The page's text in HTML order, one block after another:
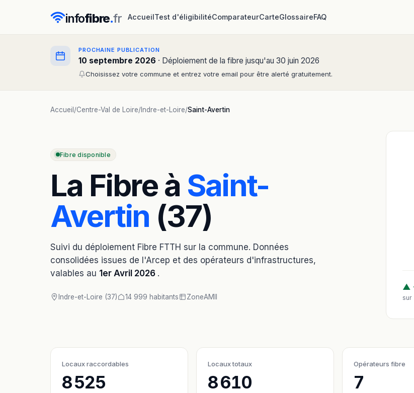
infofibre.fr AccueilTest d'éligibilitéComparateurCarteGlossaireFAQ
PROCHAINE PUBLICATION
10 septembre 2026 · Déploiement de la fibre jusqu'au 30 juin 2026
Choisissez votre commune et entrez votre email pour être alerté gratuitement.
Accueil /Centre-Val de Loire/Indre-et-Loire/Saint-Avertin
Fibre disponible
La Fibre à Saint-
Avertin (37)
Suivi du déploiement Fibre FTTH sur la commune. Données
consolidées issues de l'Arcep et des opérateurs d'infrastructures,
valables au 1er Avril 2026 .
Indre-et-Loire (37) 14 999 habitants ZoneAMII
▲
sur
Locaux raccordables
8 525
Locaux totaux
8 610
Opérateurs fibre
7